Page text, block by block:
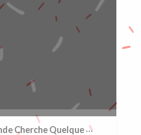
T
out Le Monde Cherche Quelque Chose à Faire